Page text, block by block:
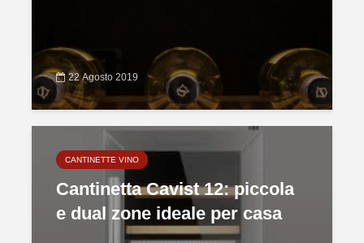
22 Agosto 2019
CANTINETTE VINO
Cantinetta Cavist 12: piccola
e dual zone ideale per casa